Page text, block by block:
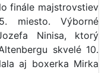
finále majstrovstiev
miesto. Výborné
Ninisa, ktorý
skvelé 10.
aj boxerka Mirka